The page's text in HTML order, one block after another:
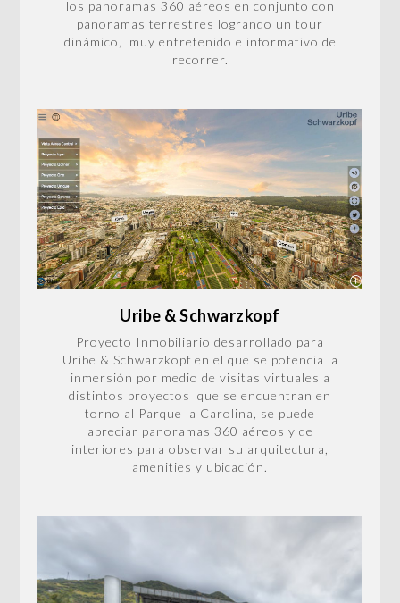
los panoramas 360 aéreos en conjunto con
panoramas terrestres logrando un tour
dinámico, muy entretenido e informativo de
recorrer.
Uribe & Schwarzkopf
Proyecto Inmobiliario desarrollado para
Uribe & Schwarzkopf en el que se potencia la
inmersión por medio de visitas virtuales a
distintos proyectos que se encuentran en
torno al Parque la Carolina, se puede
apreciar panoramas 360 aéreos y de
interiores para observar su arquitectura,
amenities y ubicación.